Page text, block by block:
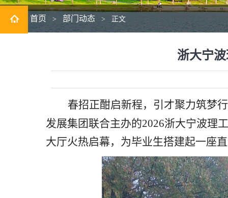
首页 > 部门动态 > 正文
浙大宁
春招正酣启新程，引才聚力筑梦
发展集团联合主办的2026浙大宁波理
大厅火热启幕，为毕业生搭建起一座